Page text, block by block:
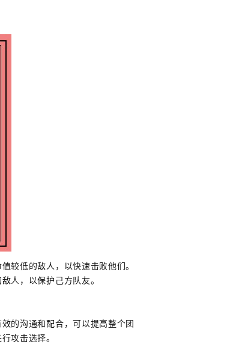
较低的敌人，以快速击败他们。
人，以保护己方队友。
的沟通和配合，可以提高整个团
攻击选择。